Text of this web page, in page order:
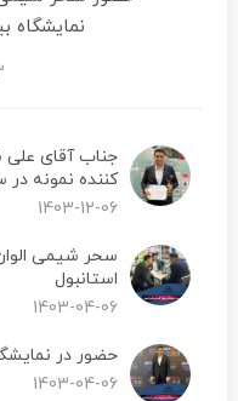
نمایشگاه
جناب آقای علی
کننده نمونه در سال
1403-12-06
سحر شیمی
استانبول
1403-04-06
حضور در
1403-04-06